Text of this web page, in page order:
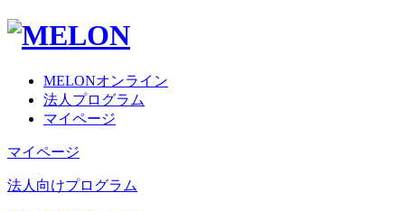
MELONオンライン
法人プログラム
マイページ
マイページ
法人向けプログラム